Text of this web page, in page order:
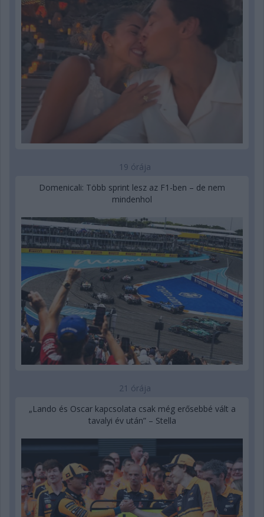
19 órája
Domenicali: Több sprint lesz az F1-ben – de nem
mindenhol
21 órája
„Lando és Oscar kapcsolata csak még erősebbé vált a
tavalyi év után” – Stella